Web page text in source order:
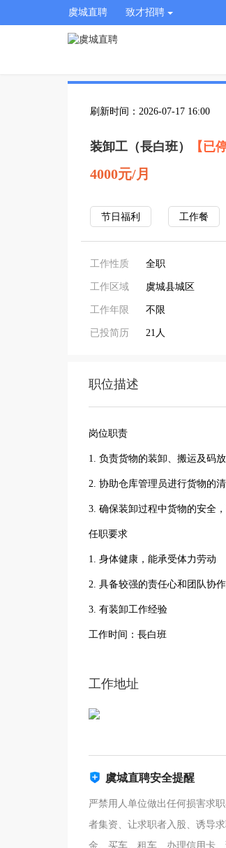
虞城直聘 致才招聘
刷新时间：2026-07-17 16:00
装卸工（長白班） 【已
4000元/月
节日福利 工作餐
工作性质 全职
工作区域 虞城县城区
工作年限 不限
已投简历 21人
职位描述
岗位职责
1. 负责货物的装卸、搬运及码
2. 协助仓库管理员进行货物的
3. 确保装卸过程中货物的安全
任职要求
1. 身体健康，能承受体力劳动
2. 具备较强的责任心和团队协
3. 有装卸工作经验
工作时间：長白班
工作地址
虞城直聘安全提醒
严禁用人单位做出任何损害求
者集资、让求职者入股、诱导
金、买车、租车、办理信用卡